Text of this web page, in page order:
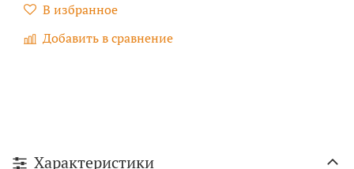
В избранное
Добавить в сравнение
Характеристики